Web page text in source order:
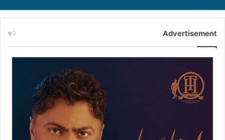
Advertisement